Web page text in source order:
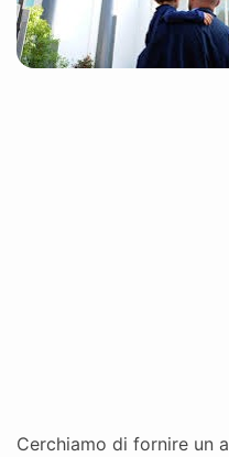
Cerchiamo di fornire un